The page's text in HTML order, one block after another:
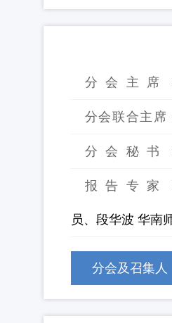
分会主席
分会联合主席
分会秘书
报告专家
员、段华波 华南
分会及召集人